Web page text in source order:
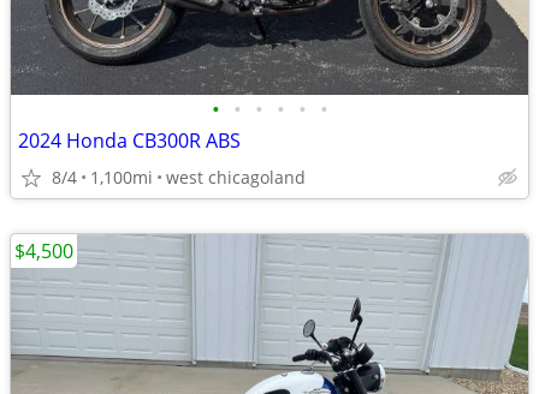
• • • • • •
2024 Honda CB300R ABS
8/4 1,100mi west chicagoland
$4,500